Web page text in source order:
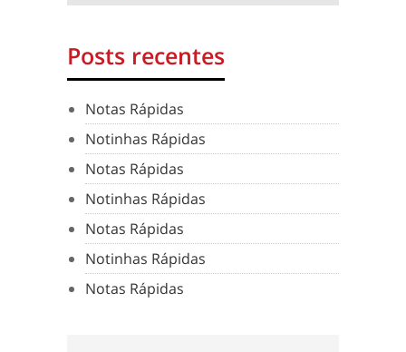
Posts recentes
Notas Rápidas
Notinhas Rápidas
Notas Rápidas
Notinhas Rápidas
Notas Rápidas
Notinhas Rápidas
Notas Rápidas